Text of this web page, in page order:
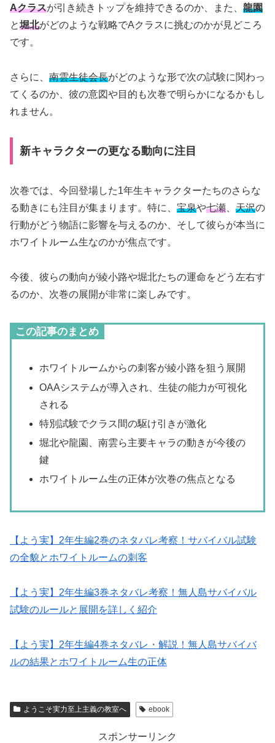
Aクラスが引き続きトップを維持できるのか、また、 龍園
と堀北がどのような戦略でAクラスに挑むのかが見どころ
です。
さらに、 南雲生徒会長がどのような形で次の試験に関わっ
てくるのか、彼の意図や目的も次巻で明らかになるかもし
れません。
新キャラクターの更なる動向に注目
次巻では、今回登場した1年生キャラクターたちのさらな
る動きにも注目が集まります。特に、 宝泉や七瀬 天沢の
行動がどう物語に影響を与えるのか、そして彼らが本当に
ホワイトルーム生なのかが焦点です。
今後、彼らの動向が綾小路や堀北たちの運命をどう左右す
るのか、次巻の展開が非常に楽しみです。
この記事のまとめ
ホワイトルームからの刺客が綾小路を狙う展開
OAAシステムが導入され、生徒の能力が可視化
される
特別試験でクラス間の駆け引きが激化
堀北や龍園、南雲ら主要キャラの動きが今後の
鍵
ホワイトルーム生の正体が次巻の焦点となる
【よう実】2年生編2巻のネタバレ考察！サバイバル試験
の全貌とホワイトルームの刺客
【よう実】2年生編3巻ネタバレ考察！無人島サバイバル
試験のルールと展開を詳しく紹介
【よう実】2年生編4巻ネタバレ・解説！無人島サバイバ
ルの結果とホワイトルーム生の正体
ようこそ実力至上主義の教室へ ebook
スポンサーリンク